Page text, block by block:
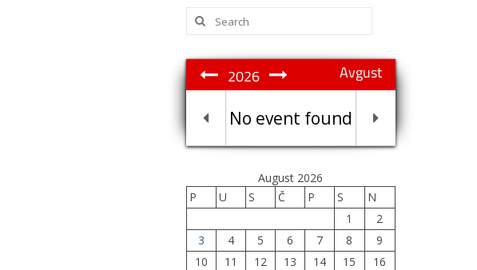
Search
for:
Avgust
2026
No event found
August 2026
P
U S Č P S
N
1
2
3
4 5 6 7 8
9
10
11 12 13 14 15
16